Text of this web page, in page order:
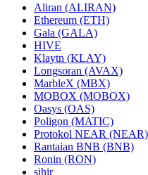
Aliran (ALIRAN)
Ethereum (ETH)
Gala (GALA)
HIVE
Klaytn (KLAY)
Longsoran (AVAX)
MarbleX (MBX)
MOBOX (MOBOX)
Oasys (OAS)
Poligon (MATIC)
Protokol NEAR (NEAR)
Rantaian BNB (BNB)
Ronin (RON)
sihir